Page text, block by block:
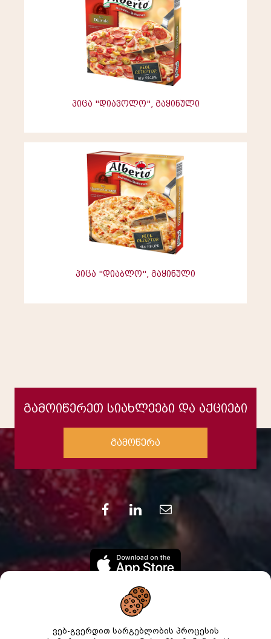
პიცა "დიავოლო", გაყინული
პიცა "დიაბლო", გაყინული
ვებ-გვერდით სარგებლობის პროცესის
გამოიწერეთ სიახლეები და აქციები
გამოწერა